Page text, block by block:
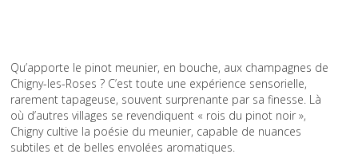
Qu’apporte le pinot meunier, en bouche, aux champagnes de
Chigny-les-Roses ? C’est toute une expérience sensorielle,
rarement tapageuse, souvent surprenante par sa finesse. Là
où d’autres villages se revendiquent « rois du pinot noir »,
Chigny cultive la poésie du meunier, capable de nuances
subtiles et de belles envolées aromatiques.